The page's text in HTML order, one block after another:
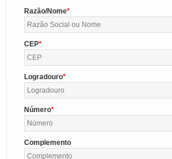
Razão/Nome
CEP
Logradouro
Número
Complemento